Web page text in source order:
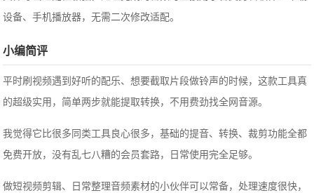
设备、手机播放器，无需二次修改适配。
小编简评
平时刷视频遇到好听的配乐、想要截取片段做铃声的时候，这款工具真
的超级实用，简单两步就能提取转换，不用费劲找全网音源。
我觉得它比很多同类工具良心很多，基础的提音、转换、裁剪功能全都
免费开放，没有乱七八糟的会员套路，日常使用完全足够。
做短视频剪辑、日常整理音频素材的小伙伴可以常备，处理速度很快，